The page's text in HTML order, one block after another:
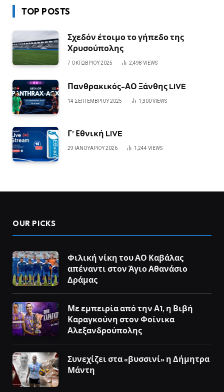
TOP POSTS
Σχεδόν έτοιμο το γήπεδο της
Χρυσούπολης
7 ΟΚΤΩΒΡΊΟΥ 2025 2,498 VIEWS
Πανθρακικός-ΑΟ Ξάνθης LIVE
14 ΣΕΠΤΕΜΒΡΊΟΥ 2025 1,300VIEWS
Γ’ Εθνική LIVE
29 ΙΑΝΟΥΑΡΊΟΥ 2026 1,244 VIEWS
OUR PICKS
Φιλική νίκη του ΑΟ Καβάλας
απέναντι στον Άγιο Αθανάσιο
Δράμας
Με εμπειρία από την Α1, η Βιβή
Καραγκούνη στον Φοίνικα
Αλεξανδρούπολης
Συνεχίζει στα «βυσσινί» η Δήμητρα
Μάντη